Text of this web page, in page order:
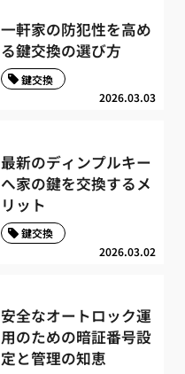
一軒家の防犯性を高め
る鍵交換の選び方
2026.03.03
鍵交換
最新のディンプルキー
へ家の鍵を交換するメ
リット
2026.03.02
鍵交換
安全なオートロック運
用のための暗証番号設
定と管理の知恵